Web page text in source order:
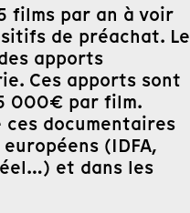
films par an à voir
de préachat. Le
apports
Ces apports sont
000€ par film.
documentaires
(IDFA,
et dans les